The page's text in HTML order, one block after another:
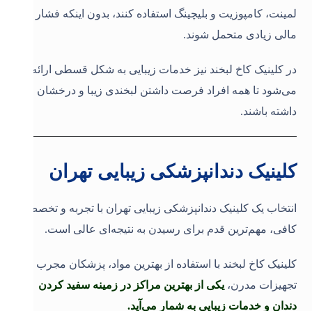
لمینت، کامپوزیت و بلیچینگ استفاده کنند، بدون اینکه فشار
مالی زیادی متحمل شوند.
در کلینیک کاخ لبخند نیز خدمات زیبایی به شکل قسطی ارائه
می‌شود تا همه افراد فرصت داشتن لبخندی زیبا و درخشان را
داشته باشند.
کلینیک دندانپزشکی زیبایی تهران
انتخاب یک کلینیک دندانپزشکی زیبایی تهران با تجربه و تخصص
کافی، مهم‌ترین قدم برای رسیدن به نتیجه‌ای عالی است.
کلینیک کاخ لبخند با استفاده از بهترین مواد، پزشکان مجرب و
تجهیزات مدرن،یکی از بهترین مراکز در زمینه سفید کردن
دندان و خدمات زیبایی به شمار می‌آید.